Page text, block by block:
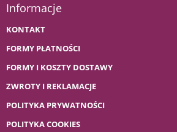
Informacje
KONTAKT
FORMY PŁATNOŚCI
FORMY I KOSZTY DOSTAWY
ZWROTY I REKLAMACJE
POLITYKA PRYWATNOŚCI
POLITYKA COOKIES